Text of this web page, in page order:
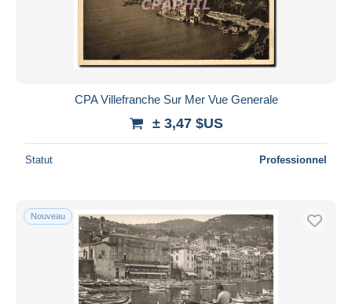
CPA Villefranche Sur Mer Vue Generale
± 3,47 $US
Statut Professionnel
Nouveau